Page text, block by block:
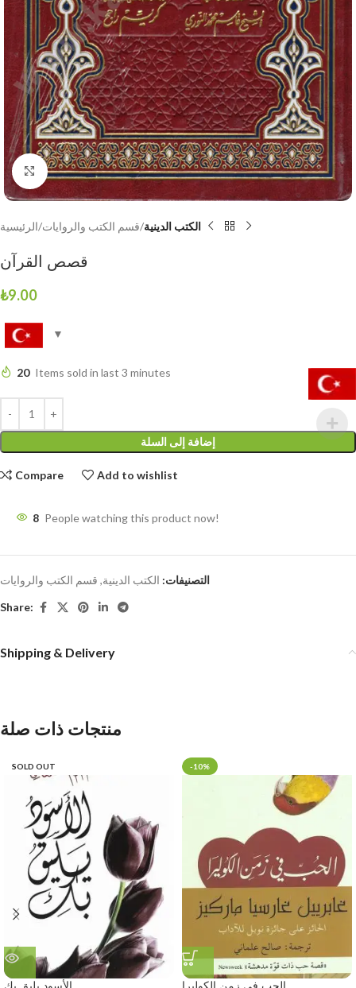
Click to enlarge
الرئيسية قسم الكتب والروايات الكتب الدينية
قصص القرآن
₺9.00
20 Items sold in last 3 minutes
إضافة إلى السلة
Compare Add to wishlist
8 People watching this product now!
التصنيفات: الكتب الدينية, قسم الكتب والروايات
Share:
Shipping & Delivery
منتجات ذات صلة
SOLD OUT -10%